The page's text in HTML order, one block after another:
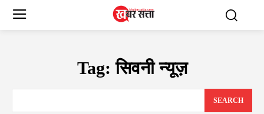
Tag:सिवनी न्यूज़
SEARCH